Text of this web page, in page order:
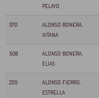
PELAYO
570
ALONSO BONERA,
AITANA
508
ALONSO BONERA,
ELÍAS
220
ALONSO FIERRO,
ESTRELLA